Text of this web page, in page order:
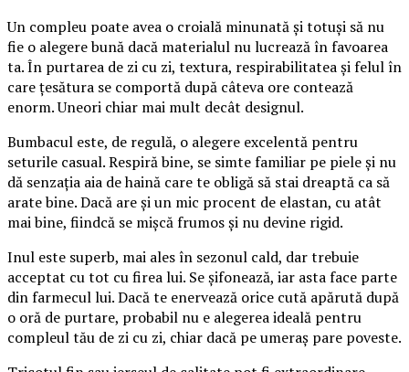
Un compleu poate avea o croială minunată și totuși să nu
fie o alegere bună dacă materialul nu lucrează în favoarea
ta. În purtarea de zi cu zi, textura, respirabilitatea și felul în
care țesătura se comportă după câteva ore contează
enorm. Uneori chiar mai mult decât designul.
Bumbacul este, de regulă, o alegere excelentă pentru
seturile casual. Respiră bine, se simte familiar pe piele și nu
dă senzația aia de haină care te obligă să stai dreaptă ca să
arate bine. Dacă are și un mic procent de elastan, cu atât
mai bine, fiindcă se mișcă frumos și nu devine rigid.
Inul este superb, mai ales în sezonul cald, dar trebuie
acceptat cu tot cu firea lui. Se șifonează, iar asta face parte
din farmecul lui. Dacă te enervează orice cută apărută după
o oră de purtare, probabil nu e alegerea ideală pentru
compleul tău de zi cu zi, chiar dacă pe umeraș pare poveste.